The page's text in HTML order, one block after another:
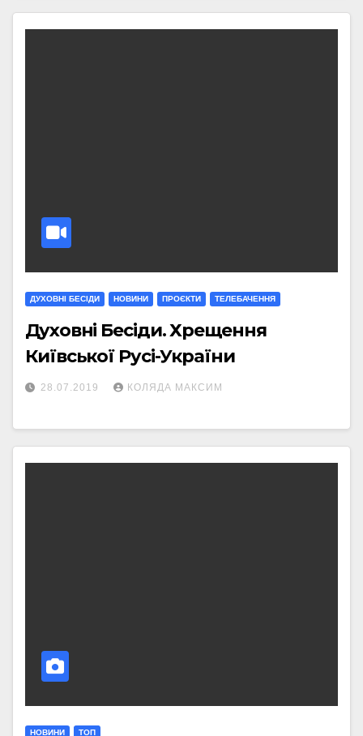
ДУХОВНІ БЕСІДИ НОВИНИ ПРОЄКТИ ТЕЛЕБАЧЕННЯ
Духовні Бесіди. Хрещення
Київської Русі-України
28.07.2019 КОЛЯДА МАКСИМ
НОВИНИ ТОП